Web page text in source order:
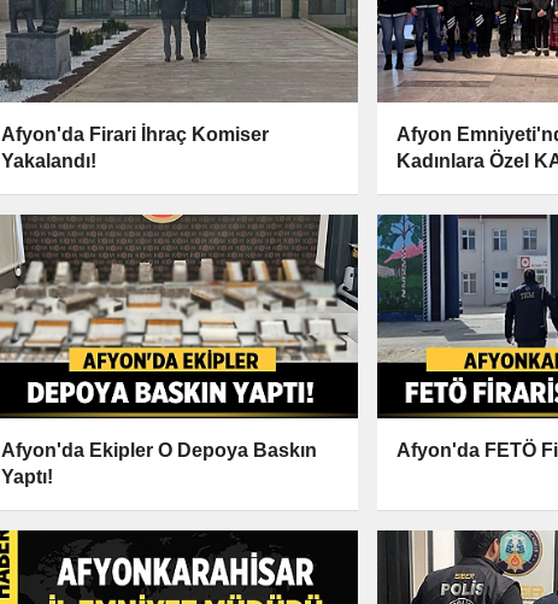
Afyon'da Firari İhraç Komiser
Yakalandı!
Afyon
Kadınlara Özel
Afyon'da Ekipler O Depoya Baskın
Yaptı!
Afyon'da FETÖ